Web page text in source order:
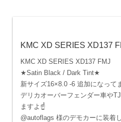
KMC XD SERIES XD137
KMC XD SERIES XD137 FMJ
★Satin Black / Dark Tint★
新サイズ16×8.0 -6 追加になって
デリカオーバーフェンダー車や
ますよ☝️
@autoflags 様のデモカーに装着